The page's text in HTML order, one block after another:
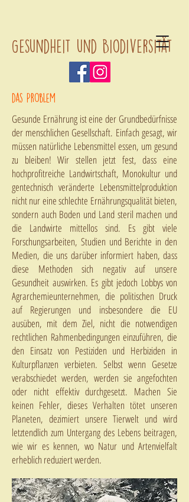
Gesundheit und Biodiversität
das Problem
Gesunde Ernährung ist eine der Grundbedürfnisse
der menschlichen Gesellschaft. Einfach gesagt, wir
müssen natürliche Lebensmittel essen, um gesund
zu bleiben! Wir stellen jetzt fest, dass eine
hochprofitreiche Landwirtschaft, Monokultur und
gentechnisch veränderte Lebensmittelproduktion
nicht nur eine schlechte Ernährungsqualität bieten,
sondern auch Boden und Land steril machen und
die Landwirte mittellos sind. Es gibt viele
Forschungsarbeiten, Studien und Berichte in den
Medien, die uns darüber informiert haben, dass
diese Methoden sich negativ auf unsere
Gesundheit auswirken. Es gibt jedoch Lobbys von
Agrarchemieunternehmen, die politischen Druck
auf Regierungen und insbesondere die EU
ausüben, mit dem Ziel, nicht die notwendigen
rechtlichen Rahmenbedingungen einzuführen, die
den Einsatz von Pestiziden und Herbiziden in
Kulturpflanzen verbieten. Selbst wenn Gesetze
verabschiedet werden, werden sie angefochten
oder nicht effektiv durchgesetzt. Machen Sie
keinen Fehler, dieses Verhalten tötet unseren
Planeten, dezimiert unsere Tierwelt und wird
letztendlich zum Untergang des Lebens beitragen,
wie wir es kennen, wo Natur und Artenvielfalt
erheblich reduziert werden.